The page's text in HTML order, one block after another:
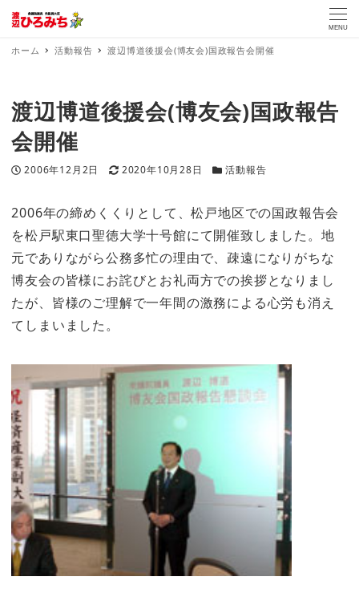
MENU
ホーム 活動報告 渡辺博道後援会(博友会)国政報告会開催
渡辺博道後援会(博友会)国政報告
会開催
投稿日
2006年12月2日 更新日
2020年10月28日 カテゴリー
活動報告
2006年の締めくくりとして、松戸地区での国政報告会
を松戸駅東口聖徳大学十号館にて開催致しました。地
元でありながら公務多忙の理由で、疎遠になりがちな
博友会の皆様にお詫びとお礼両方での挨拶となりまし
たが、皆様のご理解で一年間の激務による心労も消え
てしまいました。